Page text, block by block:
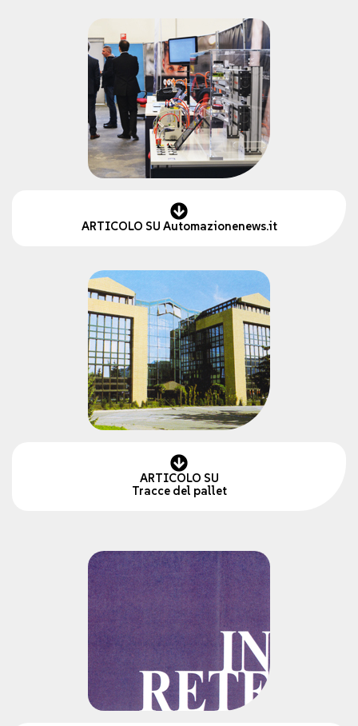
ARTICOLO SU Automazionenews.it
ARTICOLO SU
Tracce del pallet